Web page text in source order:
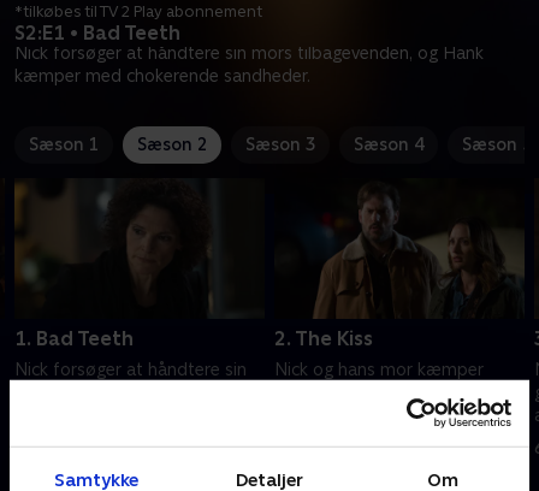
Samtykke Detaljer Om
S2:E1 • Bad Teeth
Nick forsøger at håndtere sin mors tilbagevenden, og Hank
kæmper med chokerende sandheder.
*tilkøbes til TV 2 Play abonnement
Sæson 1 Sæson 2 Sæson 3 Sæson 4 Sæson 5
1. Bad Teeth
Nick forsøger at håndtere sin
6. september 2023 • 41 min
2. The Kiss
Nick og hans mor kæmper
dukker detaljer op om Juliettes
6. september 2023 • 41 min